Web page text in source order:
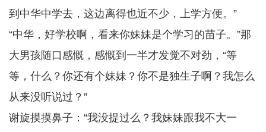
到中华中学去，这边离得也近不少，上学方便。”
“中华，好学校啊，看来你妹妹是个学习的苗子。”那
大男孩随口感慨，感慨到一半才发觉不对劲，“等
等，什么？你还有个妹妹？你不是独生子啊？我怎么
从来没听说过？”
谢旋摸摸鼻子：“我没提过么？我妹妹跟我不大一